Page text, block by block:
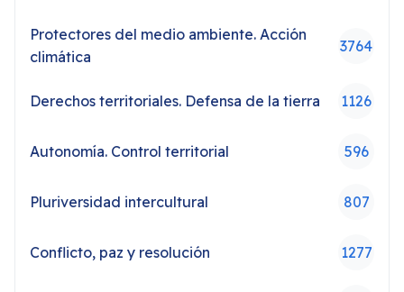
Protectores del medio ambiente. Acción
climática
3764
Derechos territoriales. Defensa de la tierra 1126
Autonomía. Control territorial 596
Pluriversidad intercultural 807
Conflicto, paz y resolución 1277